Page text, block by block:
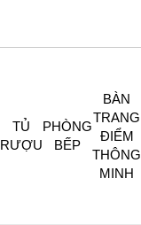
TỦ
RƯỢU
PHÒNG
BẾP
BÀN
TRANG
ĐIỂM
THÔNG
MINH